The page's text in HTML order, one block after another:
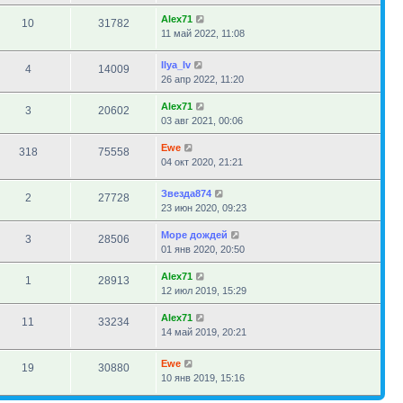
10 31782
Alex71
11 май 2022, 11:08
4 14009
Ilya_Iv
26 апр 2022, 11:20
3 20602
Alex71
03 авг 2021, 00:06
318 75558
Ewe
04 окт 2020, 21:21
2 27728
Звезда874
23 июн 2020, 09:23
3 28506
Море дождей
01 янв 2020, 20:50
1 28913
Alex71
12 июл 2019, 15:29
11 33234
Alex71
14 май 2019, 20:21
19 30880
Ewe
10 янв 2019, 15:16